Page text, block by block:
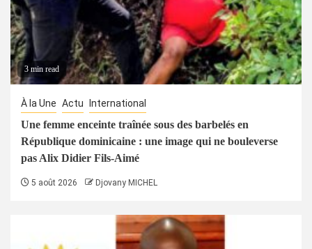
3 min read
À la Une Actu International
Une femme enceinte traînée sous des barbelés en
République dominicaine : une image qui ne bouleverse
pas Alix Didier Fils-Aimé
5 août 2026 Djovany MICHEL